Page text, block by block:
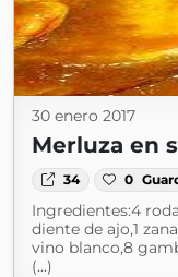
30 enero 2017
Merluza en
34 0
Ingredientes:4
diente de ajo,1
vino blanco,8
(...)